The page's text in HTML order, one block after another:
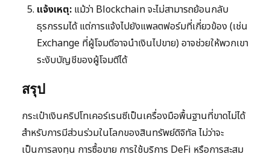
แจ้งเหตุ: แม้ว่า Blockchain จะไม่สามารถย้อนกลับ
ธุรกรรมได้ แต่การแจ้งไปยังแพลตฟอร์มที่เกี่ยวข้อง (เช่น
Exchange ที่ผู้โจมตีอาจนำเงินไปขาย) อาจช่วยให้พวกเขา
ระงับบัญชีของผู้โจมตีได้
สรุป
กระเป๋าเงินคริปโทเคอร์เรนซีเป็นเครื่องมือพื้นฐานที่ขาดไม่ได้
สำหรับการมีส่วนร่วมในโลกของสินทรัพย์ดิจิทัล ไม่ว่าจะ
เป็นการลงทุน การซื้อขาย การใช้บริการ DeFi หรือการสะสม